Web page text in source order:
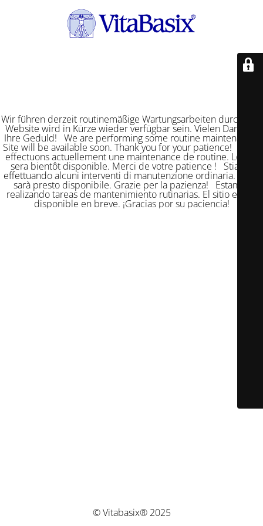
Wir führen derzeit routinemäßige Wartungsarbeiten durch. Die
Website wird in Kürze wieder verfügbar sein. Vielen Dank für
Ihre Geduld! We are performing some routine maintenance.
Site will be available soon. Thank you for your patience! Nous
effectuons actuellement une maintenance de routine. Le site
sera bientôt disponible. Merci de votre patience ! Stiamo
effettuando alcuni interventi di manutenzione ordinaria. Il sito
sarà presto disponibile. Grazie per la pazienza! Estamos
realizando tareas de mantenimiento rutinarias. El sitio estará
disponible en breve. ¡Gracias por su paciencia!
© Vitabasix® 2025